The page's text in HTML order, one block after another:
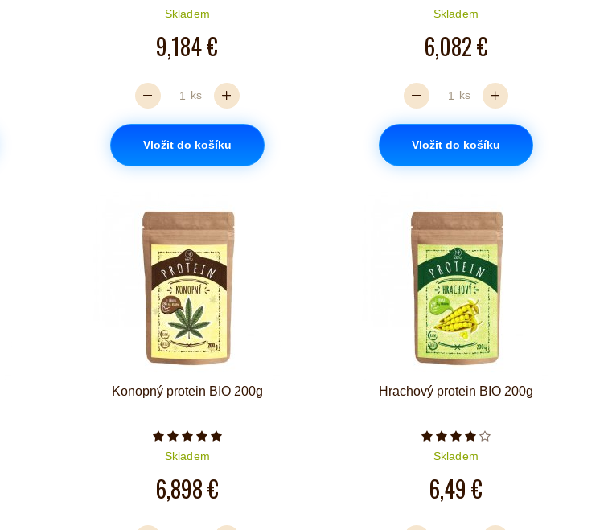
je 5 z 5 Počet hvězdiček je 5 z 5
Skladem
9,184 €
ks
Vložit do košíku
Počet hvězdiček je 5 z 5
Skladem
6,082 €
ks
Vložit do košíku
je 4 z 5
Konopný protein BIO 200g
Počet hvězdiček je 5 z 5
Skladem
6,898 €
Hrachový protein BIO 200g
Počet hvězdiček je 4 z 5
Skladem
6,49 €